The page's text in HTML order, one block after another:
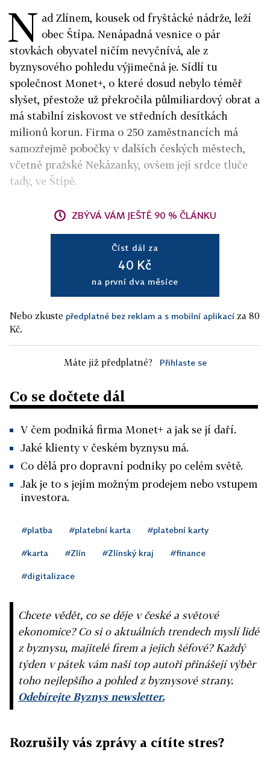
N ad Zlínem, kousek od fryštácké nádrže, leží
obec Štípa. Nenápadná vesnice o pár
stovkách obyvatel ničím nevyčnívá, ale z
byznysového pohledu výjimečná je. Sídlí tu
společnost Monet+, o které dosud nebylo téměř
slyšet, přestože už překročila půlmiliardový obrat a
má stabilní ziskovost ve středních desítkách
milionů korun. Firma o 250 zaměstnancích má
samozřejmě pobočky v dalších českých městech,
včetně pražské Nekázanky, ovšem její srdce tluče
tady, ve Štípě.
ZBÝVÁ VÁM JEŠTĚ 90 % ČLÁNKU
Číst dál za
40 Kč
na první dva měsíce
Nebo zkuste předplatné bez reklam a s mobilní aplikací za 80
Kč.
Máte již předplatné? Přihlaste se
Co se dočtete dál
V čem podniká firma Monet+ a jak se jí daří.
Jaké klienty v českém byznysu má.
Co dělá pro dopravní podniky po celém světě.
Jak je to s jejím možným prodejem nebo vstupem
investora.
#platba #platební karta #platební karty
#karta #Zlín #Zlínský kraj #finance
#digitalizace
Chcete vědět, co se děje v české a světové
ekonomice? Co si o aktuálních trendech myslí lidé
z byznysu, majitelé firem a jejich šéfové? Každý
týden v pátek vám naši top autoři přinášejí výběr
toho nejlepšího a pohled z byznysové strany.
Odebírejte Byznys newsletter.
Rozrušily vás zprávy a cítíte stres?